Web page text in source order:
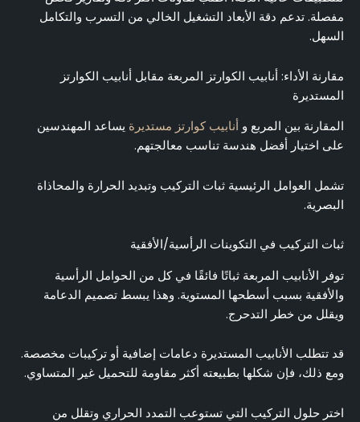
مفصلة. تدعم دقة الأبعاد التشغيل الخالي من التسرب والتكامل
السهل.
مقارنة الأداء: أنابيب الكوارتز المربعة مقابل أنابيب الكوارتز
المستديرة
المقارنة بين المربع و أنابيب كوارتز مستديرة يساعد المهندسين
على اختيار أفضل هندسة تناسب معالجتهم.
تشمل العوامل الرئيسية ثبات التركيب وتبديد الحرارة والمحاذاة
البصرية.
ثبات التركيب في التكوينات الرأسية/الأفقية
توفر الأنابيب المربعة ثباتًا فائقًا في كل من الحوامل الرأسية
والأفقية بسبب أسطحها المستوية. وهذا يبسط تصميم الدعامة
ويقلل من خطر التدحرج.
قد تتطلب الأنابيب المستديرة دعامات إضافية أو تركيبات مخصصة.
ومع ذلك، فإن شكلها بطبيعته أكثر مقاومة للتحميل غير المتساوي.
اختر حلول التركيب التي تستوعب التمدد الحراري وتقلل من